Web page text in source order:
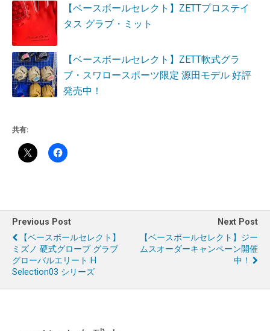
【ベースボールセレクト】ZETTプロステイ
タス グラブ・ミット
【ベースボールセレクト】ZETT軟式グラ
ブ・スワロースポーツ限定 源田モデル 好評
発売中！
共有:
Previous Post
【ベースボールセレクト】
ミズノ 硬式グローブ グラブ
グローバルエリート H
Selection03 シリーズ
Next Post
【ベースボールセレクト】ジー
ムスオーダーキャンペーン開催
中！